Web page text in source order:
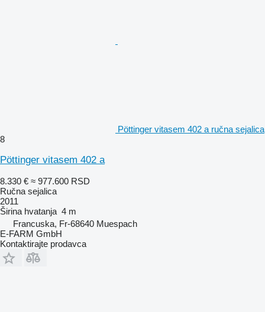
Pöttinger vitasem 402 a ručna sejalica
8
Pöttinger vitasem 402 a
8.330 € ≈ 977.600 RSD
Ručna sejalica
2011
Širina hvatanja 4 m
Francuska, Fr-68640 Muespach
E-FARM GmbH
Kontaktirajte prodavca